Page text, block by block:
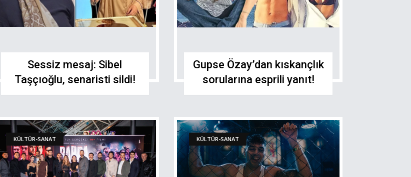
Sessiz mesaj: Sibel
Taşçıoğlu, senaristi sildi!
Gupse Özay’dan kıskançlık
sorularına esprili yanıt!
KÜLTÜR-SANAT KÜLTÜR-SANAT